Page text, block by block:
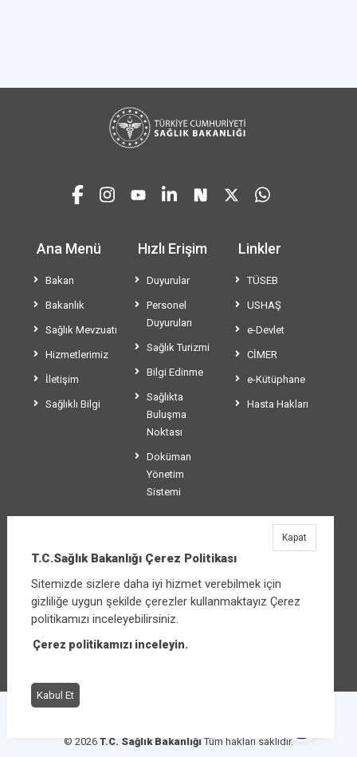
Ana Menü
Bakan
Bakanlık
Sağlık Mevzuatı
Hizmetlerimiz
İletişim
Sağlıklı Bilgi
Hızlı Erişim
Duyurular
Personel
Duyuruları
Sağlık Turizmi
Bilgi Edinme
Sağlıkta
Buluşma
Noktası
Doküman
Yönetim
Sistemi
Linkler
TÜSEB
USHAŞ
e-Devlet
CİMER
e-Kütüphane
Hasta Hakları
T.C.Sağlık Bakanlığı
Üniversiteler Mahallesi Şehit Mehmet Bayraktar
Caddesi No:3 Çankaya/Ankara
Santral:+90 312 585 10 00
© 2026 T.C. Sağlık BakanlığıTüm hakları saklıdır.
T.C.Sağlık Bakanlığı Çerez Politikası
Sitemizde sizlere daha iyi hizmet verebilmek için
gizliliğe uygun şekilde çerezler kullanmaktayız Çerez
politikamızı inceleyebilirsiniz.
Çerez politikamızı inceleyin.
Kabul Et
Kapat